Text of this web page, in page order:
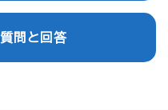
問と回答